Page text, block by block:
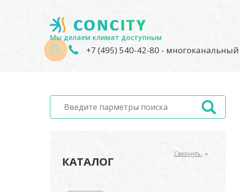
Мы делаем климат доступным
+7 (495) 540-42-80 - многоканальный
КАТАЛОГ
Свернуть